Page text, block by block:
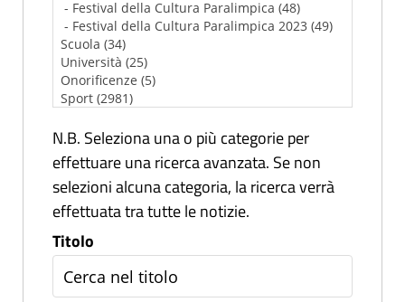
N.B. Seleziona una o più categorie per
effettuare una ricerca avanzata. Se non
selezioni alcuna categoria, la ricerca verrà
effettuata tra tutte le notizie.
Titolo